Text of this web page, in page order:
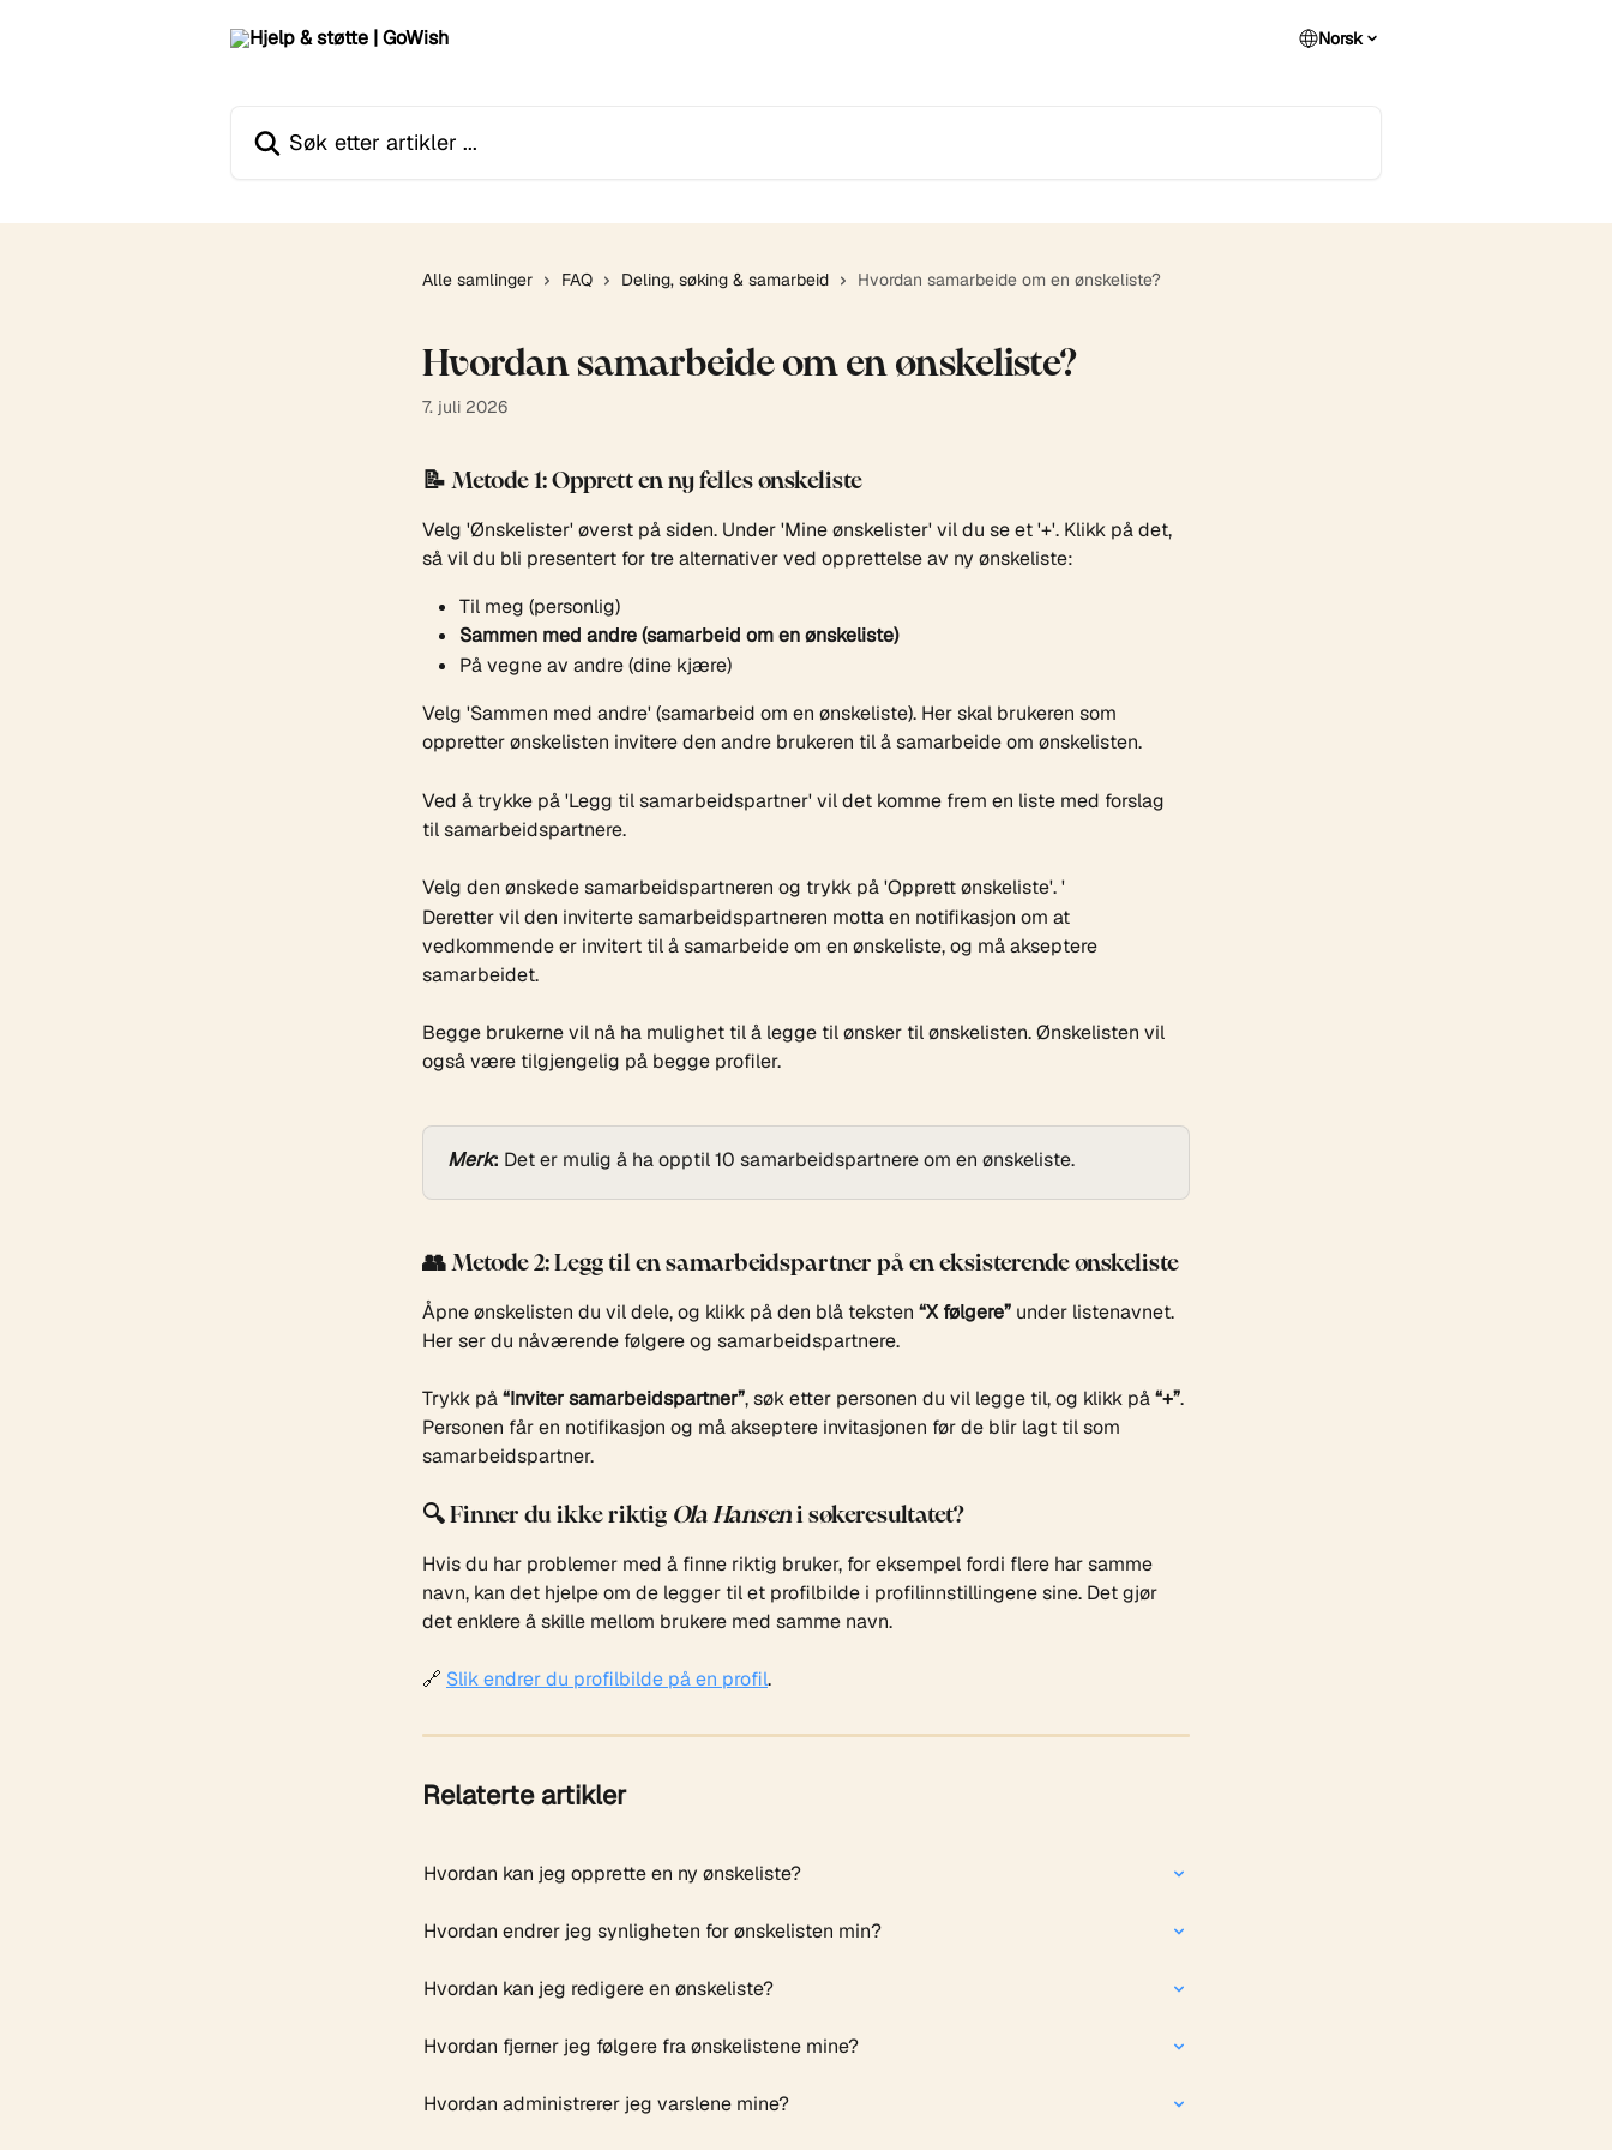
Norsk
Alle samlinger FAQ Deling, søking & samarbeid Hvordan samarbeide om en ønskeliste?
Hvordan samarbeide om en ønskeliste?
7. juli 2026
📝 Metode 1: Opprett en ny felles ønskeliste
Velg 'Ønskelister' øverst på siden. Under 'Mine ønskelister' vil du se et '+'. Klikk på det,
så vil du bli presentert for tre alternativer ved opprettelse av ny ønskeliste:
Til meg (personlig)
Sammen med andre (samarbeid om en ønskeliste)
På vegne av andre (dine kjære)
Velg 'Sammen med andre' (samarbeid om en ønskeliste). Her skal brukeren som
oppretter ønskelisten invitere den andre brukeren til å samarbeide om ønskelisten.
Ved å trykke på 'Legg til samarbeidspartner' vil det komme frem en liste med forslag
til samarbeidspartnere.
Velg den ønskede samarbeidspartneren og trykk på 'Opprett ønskeliste'. '
Deretter vil den inviterte samarbeidspartneren motta en notifikasjon om at
vedkommende er invitert til å samarbeide om en ønskeliste, og må akseptere
samarbeidet.
Begge brukerne vil nå ha mulighet til å legge til ønsker til ønskelisten. Ønskelisten vil
også være tilgjengelig på begge profiler.
Merk: Det er mulig å ha opptil 10 samarbeidspartnere om en ønskeliste.
👥 Metode 2: Legg til en samarbeidspartner på en eksisterende ønskeliste
Åpne ønskelisten du vil dele, og klikk på den blå teksten “X følgere” under listenavnet.
Her ser du nåværende følgere og samarbeidspartnere.
Trykk på “Inviter samarbeidspartner”, søk etter personen du vil legge til, og klikk på “+”.
Personen får en notifikasjon og må akseptere invitasjonen før de blir lagt til som
samarbeidspartner.
🔍 Finner du ikke riktig Ola Hansen i søkeresultatet?
Hvis du har problemer med å finne riktig bruker, for eksempel fordi flere har samme
navn, kan det hjelpe om de legger til et profilbilde i profilinnstillingene sine. Det gjør
det enklere å skille mellom brukere med samme navn.
🔗 Slik endrer du profilbilde på en profil.
Relaterte artikler
Hvordan kan jeg opprette en ny ønskeliste?
Hvordan endrer jeg synligheten for ønskelisten min?
Hvordan kan jeg redigere en ønskeliste?
Hvordan fjerner jeg følgere fra ønskelistene mine?
Hvordan administrerer jeg varslene mine?